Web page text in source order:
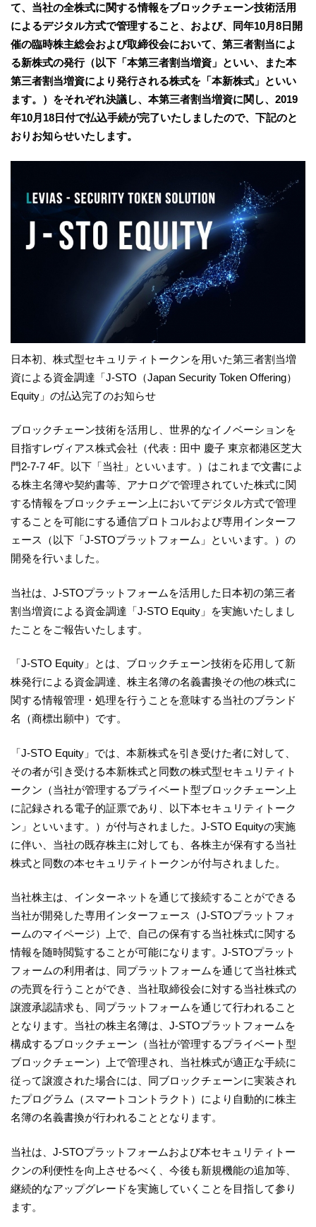
て、当社の全株式に関する情報をブロックチェーン技術活用
によるデジタル方式で管理すること、および、同年10月8日開
催の臨時株主総会および取締役会において、第三者割当によ
る新株式の発行（以下「本第三者割当増資」といい、また本
第三者割当増資により発行される株式を「本新株式」といい
ます。）をそれぞれ決議し、本第三者割当増資に関し、2019
年10月18日付で払込手続が完了いたしましたので、下記のと
おりお知らせいたします。
日本初、株式型セキュリティトークンを用いた第三者割当増
資による資金調達「J-STO（Japan Security Token Offering）
Equity」の払込完了のお知らせ
ブロックチェーン技術を活用し、世界的なイノベーションを
目指すレヴィアス株式会社（代表：田中 慶子 東京都港区芝大
門2-7-7 4F。以下「当社」といいます。）はこれまで文書によ
る株主名簿や契約書等、アナログで管理されていた株式に関
する情報をブロックチェーン上においてデジタル方式で管理
することを可能にする通信プロトコルおよび専用インターフ
ェース（以下「J-STOプラットフォーム」といいます。）の
開発を行いました。
当社は、J-STOプラットフォームを活用した日本初の第三者
割当増資による資金調達「J-STO Equity」を実施いたしまし
たことをご報告いたします。
「J-STO Equity」とは、ブロックチェーン技術を応用して新
株発行による資金調達、株主名簿の名義書換その他の株式に
関する情報管理・処理を行うことを意味する当社のブランド
名（商標出願中）です。
「J-STO Equity」では、本新株式を引き受けた者に対して、
その者が引き受ける本新株式と同数の株式型セキュリティト
ークン（当社が管理するプライベート型ブロックチェーン上
に記録される電子的証票であり、以下本セキュリティトーク
ン」といいます。）が付与されました。J-STO Equityの実施
に伴い、当社の既存株主に対しても、各株主が保有する当社
株式と同数の本セキュリティトークンが付与されました。
当社株主は、インターネットを通じて接続することができる
当社が開発した専用インターフェース（J-STOプラットフォ
ームのマイページ）上で、自己の保有する当社株式に関する
情報を随時閲覧することが可能になります。J-STOプラット
フォームの利用者は、同プラットフォームを通じて当社株式
の売買を行うことができ、当社取締役会に対する当社株式の
譲渡承認請求も、同プラットフォームを通じて行われること
となります。当社の株主名簿は、J-STOプラットフォームを
構成するブロックチェーン（当社が管理するプライベート型
ブロックチェーン）上で管理され、当社株式が適正な手続に
従って譲渡された場合には、同ブロックチェーンに実装され
たプログラム（スマートコントラクト）により自動的に株主
名簿の名義書換が行われることとなります。
当社は、J-STOプラットフォームおよび本セキュリティトー
クンの利便性を向上させるべく、今後も新規機能の追加等、
継続的なアップグレードを実施していくことを目指して参り
ます。